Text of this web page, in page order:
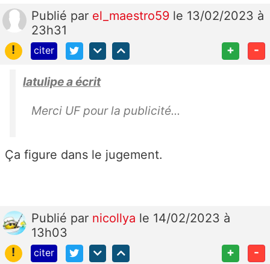
Publié par el_maestro59 le 13/02/2023 à
23h31
!
citer + -
latulipe a écrit
Merci UF pour la publicité...
Ça figure dans le jugement.
Publié par nicollya le 14/02/2023 à
13h03
!
citer + -